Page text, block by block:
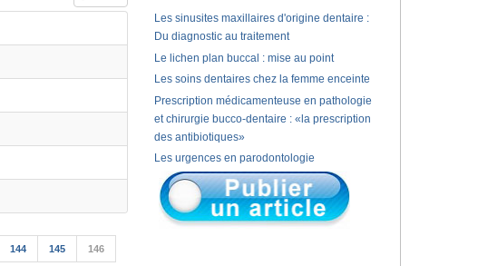
144 145 146
Les sinusites maxillaires d'origine dentaire :
Du diagnostic au traitement
Le lichen plan buccal : mise au point
Les soins dentaires chez la femme enceinte
Prescription médicamenteuse en pathologie
et chirurgie bucco-dentaire : «la prescription
des antibiotiques»
Les urgences en parodontologie